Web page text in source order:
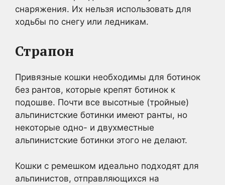
снаряжения. Их нельзя использовать для
ходьбы по снегу или ледникам.
Страпон
Привязные кошки необходимы для ботинок
без рантов, которые крепят ботинок к
подошве. Почти все высотные (тройные)
альпинистские ботинки имеют ранты, но
некоторые одно- и двухместные
альпинистские ботинки этого не делают.
Кошки с ремешком идеально подходят для
альпинистов, отправляющихся на